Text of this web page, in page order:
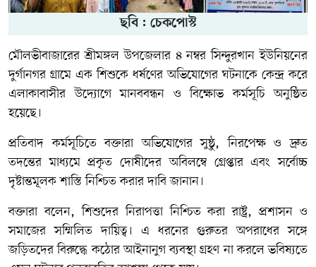
ছবি : চেকপোস্ট
মৌলভীবাজারের শ্রীমঙ্গল উপজেলার ৪ নম্বর সিন্দুরখান ইউনিয়নের
দুর্গানগর গ্রামে এক শিশুকে ধর্ষণের অভিযোগের ঘটনাকে কেন্দ্র করে
এলাকাবাসীর উদ্যোগে মানববন্ধন ও বিক্ষোভ কর্মসূচি অনুষ্ঠিত
হয়েছে।
প্রতিবাদ কর্মসূচিতে বক্তারা অভিযোগের সুষ্ঠু, নিরপেক্ষ ও দ্রুত
তদন্তের মাধ্যমে প্রকৃত দোষীদের অবিলম্বে গ্রেপ্তার এবং সর্বোচ্চ
দৃষ্টান্তমূলক শাস্তি নিশ্চিত করার দাবি জানান।
বক্তারা বলেন, শিশুদের নিরাপত্তা নিশ্চিত করা রাষ্ট্র, প্রশাসন ও
সমাজের সম্মিলিত দায়িত্ব। এ ধরনের গুরুতর অপরাধের সঙ্গে
জড়িতদের বিরুদ্ধে কঠোর আইনানুগ ব্যবস্থা গ্রহণ না করলে ভবিষ্যতে